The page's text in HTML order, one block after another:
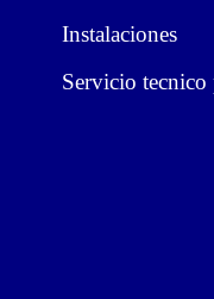
Instalaciones
Servicio